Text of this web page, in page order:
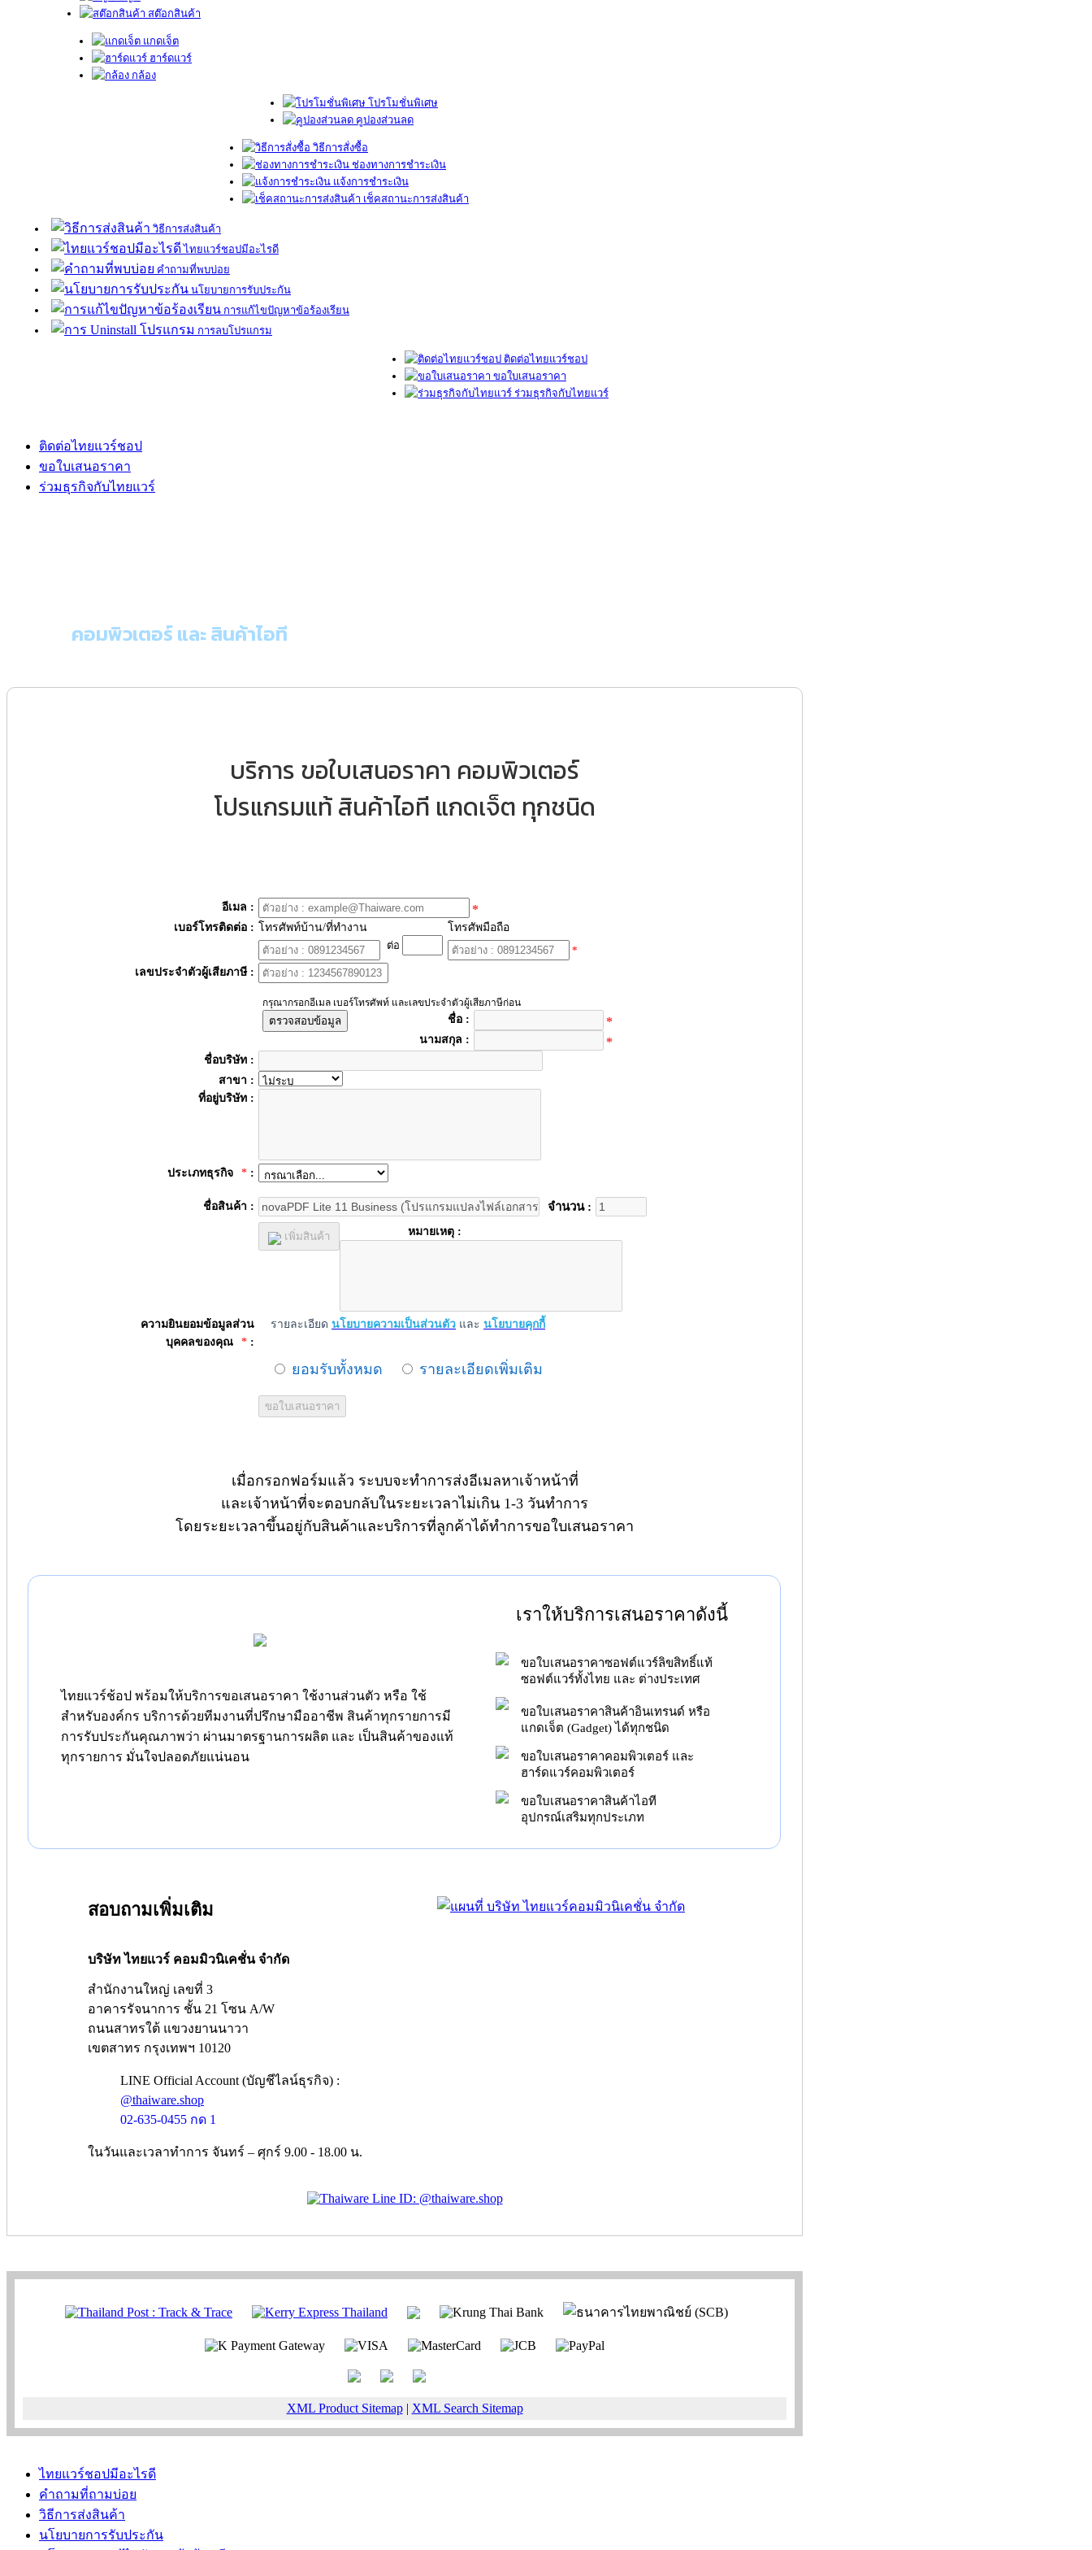
สต๊อกสินค้า
แกดเจ็ต
ฮาร์ดแวร์
กล้อง
โปรโมชั่นพิเศษ
คูปองส่วนลด
วิธีการสั่งซื้อ
ช่องทางการชำระเงิน
แจ้งการชำระเงิน
เช็คสถานะการส่งสินค้า
วิธีการส่งสินค้า
ไทยแวร์ชอปมีอะไรดี
คำถามที่พบบ่อย
นโยบายการรับประกัน
การแก้ไขปัญหาข้อร้องเรียน
การลบโปรแกรม
ติดต่อไทยแวร์ชอป
ขอใบเสนอราคา
ร่วมธุรกิจกับไทยแวร์
ติดต่อไทยแวร์ชอป
ขอใบเสนอราคา
ร่วมธุรกิจกับไทยแวร์
คอมพิวเตอร์ และ สินค้าไอที
บริการ ขอใบเสนอราคา คอมพิวเตอร์
โปรแกรมแท้ สินค้าไอที แกดเจ็ต ทุกชนิด
อีเมล : *
เบอร์โทรติดต่อ : โทรศัพท์บ้าน/ที่ทำงาน
ต่อ
โทรศัพมือถือ
*
เลขประจำตัวผู้เสียภาษี :
กรุณากรอกอีเมล เบอร์โทรศัพท์ และเลขประจำตัวผู้เสียภาษีก่อน
ตรวจสอบข้อมูล ชื่อ : *
นามสกุล : *
ชื่อบริษัท :
สาขา :
ที่อยู่บริษัท :
ประเภทธุรกิจ * :
ชื่อสินค้า : จำนวน :
เพิ่มสินค้า หมายเหตุ :
ความยินยอมข้อมูลส่วน
บุคคลของคุณ
* :
รายละเอียด นโยบายความเป็นส่วนตัว และ นโยบายคุกกี้
ยอมรับทั้งหมด รายละเอียดเพิ่มเติม
เมื่อกรอกฟอร์มแล้ว ระบบจะทำการส่งอีเมลหาเจ้าหน้าที่
และเจ้าหน้าที่จะตอบกลับในระยะเวลาไม่เกิน 1-3 วันทำการ
โดยระยะเวลาขึ้นอยู่กับสินค้าและบริการที่ลูกค้าได้ทำการขอใบเสนอราคา
ไทยแวร์ช้อป พร้อมให้บริการขอเสนอราคา ใช้งานส่วนตัว หรือ ใช้
สำหรับองค์กร บริการด้วยทีมงานที่ปรึกษามืออาชีพ สินค้าทุกรายการมี
การรับประกันคุณภาพว่า ผ่านมาตรฐานการผลิต และ เป็นสินค้าของแท้
ทุกรายการ มั่นใจปลอดภัยแน่นอน
เราให้บริการเสนอราคาดังนี้
ขอใบเสนอราคาซอฟต์แวร์ลิขสิทธิ์แท้
ซอฟต์แวร์ทั้งไทย และ ต่างประเทศ
ขอใบเสนอราคาสินค้าอินเทรนด์ หรือ
แกดเจ็ต (Gadget) ได้ทุกชนิด
ขอใบเสนอราคาคอมพิวเตอร์ และ
ฮาร์ดแวร์คอมพิวเตอร์
ขอใบเสนอราคาสินค้าไอที
อุปกรณ์เสริมทุกประเภท
สอบถามเพิ่มเติม
บริษัท ไทยแวร์ คอมมิวนิเคชั่น จำกัด
สำนักงานใหญ่ เลขที่ 3
อาคารรัจนาการ ชั้น 21 โซน A/W
ถนนสาทรใต้ แขวงยานนาวา
เขตสาทร กรุงเทพฯ 10120
LINE Official Account (บัญชีไลน์ธุรกิจ) :
@thaiware.shop
02-635-0455 กด 1
ในวันและเวลาทำการ จันทร์ – ศุกร์ 9.00 - 18.00 น.
XML Product Sitemap| XML Search Sitemap
ไทยแวร์ชอปมีอะไรดี
คำถามที่ถามบ่อย
วิธีการส่งสินค้า
นโยบายการรับประกัน